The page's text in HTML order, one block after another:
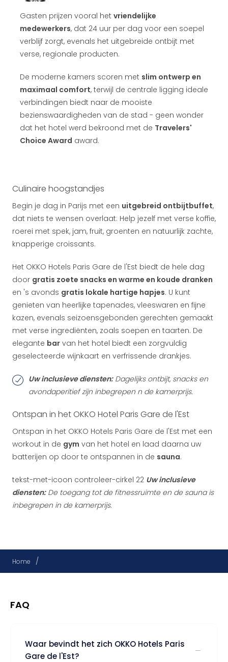
Gasten prijzen vooral het vriendelijke
medewerkers, dat 24 uur per dag voor een soepel
verblijf zorgt, evenals het uitgebreide ontbijt met
verse, regionale producten.
De moderne kamers scoren met slim ontwerp en
maximaal comfort, terwijl de centrale ligging ideale
verbindingen biedt naar de mooiste
bezienswaardigheden van de stad - geen wonder
dat het hotel werd bekroond met de Travelers'
Choice Award award.
Culinaire hoogstandjes
Begin je dag in Parijs met een uitgebreid ontbijtbuffet,
dat niets te wensen overlaat: Help jezelf met verse koffie,
roerei met spek, jam, fruit, groenten en natuurlijk zachte,
knapperige croissants.
Het OKKO Hotels Paris Gare de l'Est biedt de hele dag
door gratis zoete snacks en warme en koude dranken
en 's avonds gratis lokale hartige hapjes. U kunt
genieten van heerlijke tapenades, vleeswaren en fijne
kazen, evenals seizoensgebonden gerechten gemaakt
met verse ingrediënten, zoals soepen en taarten. De
elegante bar van het hotel biedt een zorgvuldig
geselecteerde wijnkaart en verfrissende drankjes.
Uw inclusieve diensten:Dagelijks ontbijt, snacks en
avondaperitief zijn inbegrepen n de kamerprijs.
Ontspan in het OKKO Hotel Paris Gare de l'Est
Ontspan in het OKKO Hotels Paris Gare de l'Est met een
workout in de gym van het hotel en laad daarna uw
batterijen op door te ontspannen in de sauna.
tekst-met-icoon controleer-cirkel 22 Uw inclusieve
diensten:De toegang tot de fitnessruimte en de sauna is
inbegrepen in de kamerprijs.
Home /
FAQ
Waar bevindt het zich OKKO Hotels Paris
Gare de l'Est?